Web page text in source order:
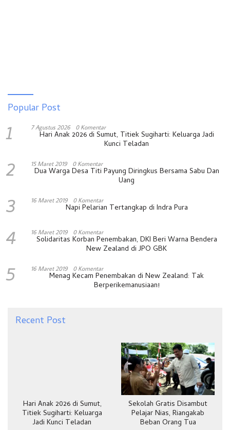
Popular Post
1 7 Agustus 2026 0 Komentar
Hari Anak 2026 di Sumut, Titiek Sugiharti: Keluarga Jadi
Kunci Teladan
2 15 Maret 2019 0 Komentar
Dua Warga Desa Titi Payung Diringkus Bersama Sabu Dan
Uang
3 16 Maret 2019 0 Komentar
Napi Pelarian Tertangkap di Indra Pura
4 16 Maret 2019 0 Komentar
Solidaritas Korban Penembakan, DKI Beri Warna Bendera
New Zealand di JPO GBK
5 16 Maret 2019 0 Komentar
Menag Kecam Penembakan di New Zealand: Tak
Berperikemanusiaan!
Recent Post
Hari Anak 2026 di Sumut,
Titiek Sugiharti: Keluarga
Jadi Kunci Teladan
Sekolah Gratis Disambut
Pelajar Nias, Riangakab
Beban Orang Tua